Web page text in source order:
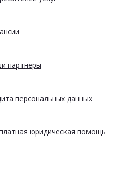
партнеры
персональных данных
юридическая помощь